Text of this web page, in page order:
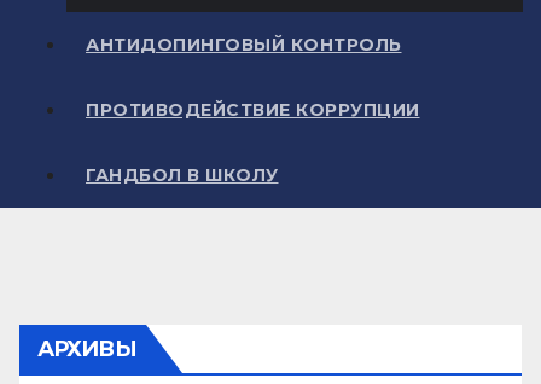
АНТИДОПИНГОВЫЙ КОНТРОЛЬ
ПРОТИВОДЕЙСТВИЕ КОРРУПЦИИ
ГАНДБОЛ В ШКОЛУ
АРХИВЫ